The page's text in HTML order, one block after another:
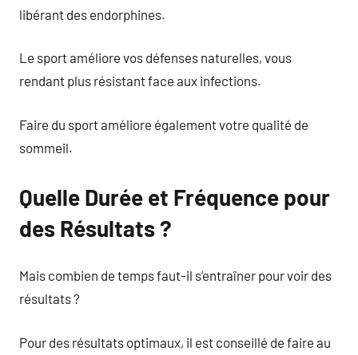
libérant des endorphines.
Le sport améliore vos défenses naturelles, vous
rendant plus résistant face aux infections.
Faire du sport améliore également votre qualité de
sommeil.
Quelle Durée et Fréquence pour
des Résultats ?
Mais combien de temps faut-il s’entraîner pour voir des
résultats ?
Pour des résultats optimaux, il est conseillé de faire au